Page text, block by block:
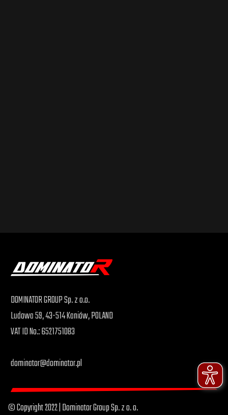
DOMINATOR GROUP Sp. z o.o.
Ludowa 59, 43-514 Kaniów, POLAND
VAT ID No.: 6521751083
dominator@dominator.pl
© Copyright 2022 | Dominator Group Sp. z o. o.